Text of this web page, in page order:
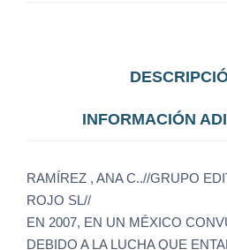
INFORMACIÓN
RAMÍREZ , ANA C..//GRUPO
ROJO SL//
EN 2007, EN UN MÉXICO
DEBIDO A LA LUCHA QUE